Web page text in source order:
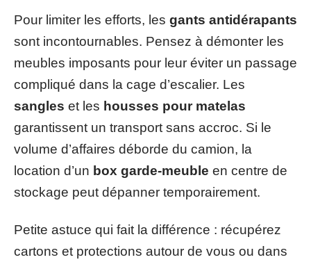
Pour limiter les efforts, les gants antidérapants
sont incontournables. Pensez à démonter les
meubles imposants pour leur éviter un passage
compliqué dans la cage d’escalier. Les
sangles et les housses pour matelas
garantissent un transport sans accroc. Si le
volume d’affaires déborde du camion, la
location d’un box garde-meuble en centre de
stockage peut dépanner temporairement.
Petite astuce qui fait la différence : récupérez
cartons et protections autour de vous ou dans